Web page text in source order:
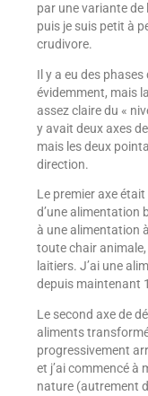
par une variante
puis je suis petit à
crudivore.
Il y a eu des
évidemment, mais
assez claire du «
y avait deux axes
mais les deux
direction.
Le premier axe
d’une alimentation
à une alimentation
toute chair
laitiers. J’ai une
depuis maintenant
Le second axe de
aliments
progressivement
et j’ai commencé à
nature (autrement